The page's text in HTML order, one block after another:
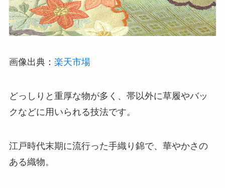
画像出典： 楽天市場
どっしりと重厚な物が多く、帯以外に草履やバッ
クなどに用いられる技法です。
江戸時代末期に流行った手織り錦で、華やかさの
ある織物。